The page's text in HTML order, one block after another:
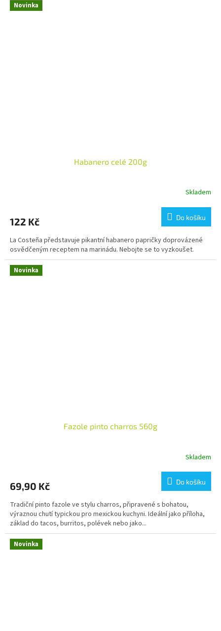
Novinka
Habanero celé 200g
Skladem
122 Kč Do košíku
La Costeña představuje pikantní habanero papričky doprovázené
osvědčeným receptem na marinádu. Nebojte se to vyzkoušet.
Novinka
Fazole pinto charros 560g
Skladem
69,90 Kč Do košíku
Tradiční pinto fazole ve stylu charros, připravené s bohatou,
výraznou chutí typickou pro mexickou kuchyni. Ideální jako příloha,
základ do tacos, burritos, polévek nebo jako...
Novinka